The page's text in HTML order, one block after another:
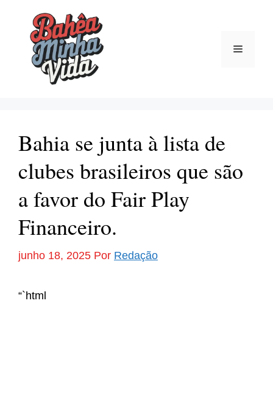
conteúdo
Menu
Bahia se junta à lista de
clubes brasileiros que são
a favor do Fair Play
Financeiro.
junho 18, 2025 Por Redação
“`html